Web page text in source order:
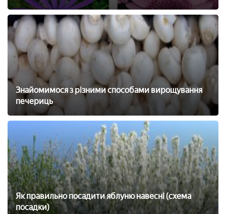
Знайомимося з різними способами вирощування
печериць
Як правильно посадити яблуню навесні (схема
посадки)